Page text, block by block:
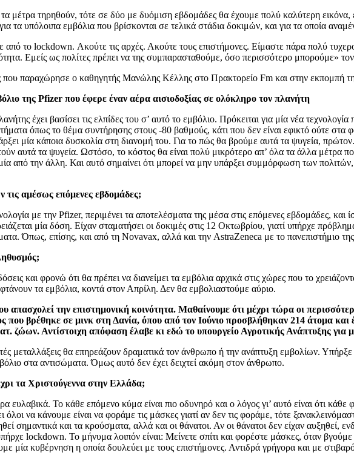
μέτρα τηρηθούν, τότε σε δύο με δυόμιση εβδομάδες θα έχουμε πολύ καλύτερη
τα υπόλοιπα εμβόλια που βρίσκονται σε τελικά στάδια δοκιμών, και για τα οποία
το lockdown. Ακούτε τις αρχές. Ακούτε τους επιστήμονες. Είμαστε πάρα πολύ
Εμείς ως πολίτες πρέπει να της συμπαρασταθούμε, όσο περισσότερο μπορούμε»
που παραχώρησε ο καθηγητής Μανώλης Κέλλης στο Πρακτορείο Fm και στην
της Pfizer που έφερε έναν αέρα αισιοδοξίας σε ολόκληρο τον πλανήτη
έχει βασίσει τις ελπίδες του σ’ αυτό το εμβόλιο. Πρόκειται για μία νέα
όπως το θέμα συντήρησης στους -80 βαθμούς, κάτι που δεν είναι εφικτό ούτε στα
μία κάποια δυσκολία στη διανομή του. Για το πώς θα βρούμε αυτά τα ψυγεία,
αυτά τα ψυγεία. Ωστόσο, το κόστος θα είναι πολύ μικρότερο απ’ όλα τα άλλα μέτρα
από την άλλη. Και αυτό σημαίνει ότι μπορεί να μην υπάρξει συμμόρφωση των πολιτών,
αμέσως επόμενες εβδομάδες;
με την Pfizer, περιμένει τα αποτελέσματα της μέσα στις επόμενες εβδομάδες, και
μία δόση. Είχαν σταματήσει οι δοκιμές στις 12 Οκτωβρίου, γιατί υπήρχε
Όπως, επίσης, και από τη Novavax, αλλά και την AstraZeneca με το πανεπιστήμιο
και φρονώ ότι θα πρέπει να διανείμει τα εμβόλια αρχικά στις χώρες που το
τα εμβόλια, κοντά στον Απρίλη. Δεν θα εμβολιαστούμε αύριο.
απασχολεί την επιστημονική κοινότητα. Μαθαίνουμε ότι μέχρι τώρα οι
που βρέθηκε σε μινκ στη Δανία, όπου από τον Ιούνιο προσβλήθηκαν 214 άτομα
ζώων. Αντίστοιχη απόφαση έλαβε κι εδώ το υπουργείο Αγροτικής Ανάπτυξης για
μεταλλάξεις θα επηρεάζουν δραματικά τον άνθρωπο ή την ανάπτυξη εμβολίων. Υπήρξε
στα αντισώματα. Όμως αυτό δεν έχει δειχτεί ακόμη στον άνθρωπο.
τα Χριστούγεννα στην Ελλάδα;
Το κάθε επόμενο κύμα είναι πιο οδυνηρό και ο λόγος γι’ αυτό είναι ότι
να κάνουμε είναι να φοράμε τις μάσκες γιατί αν δεν τις φοράμε, τότε
σημαντικά και τα κρούσματα, αλλά και οι θάνατοι. Αν οι θάνατοι δεν είχαν αυξηθεί,
lockdown. Το μήνυμα λοιπόν είναι: Μείνετε σπίτι και φορέστε μάσκες, όταν
μία κυβέρνηση η οποία δουλεύει με τους επιστήμονες. Αντιδρά γρήγορα και με